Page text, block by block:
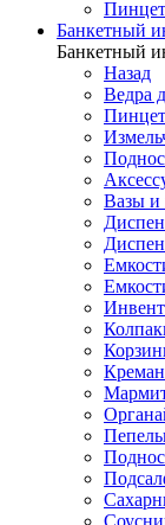
Банкетный
Банкетный
Назад
Ведра
Вазы и